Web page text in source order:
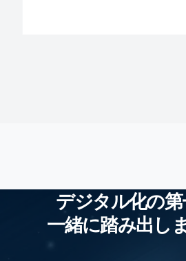
デジタル化の第
一緒に踏み出し